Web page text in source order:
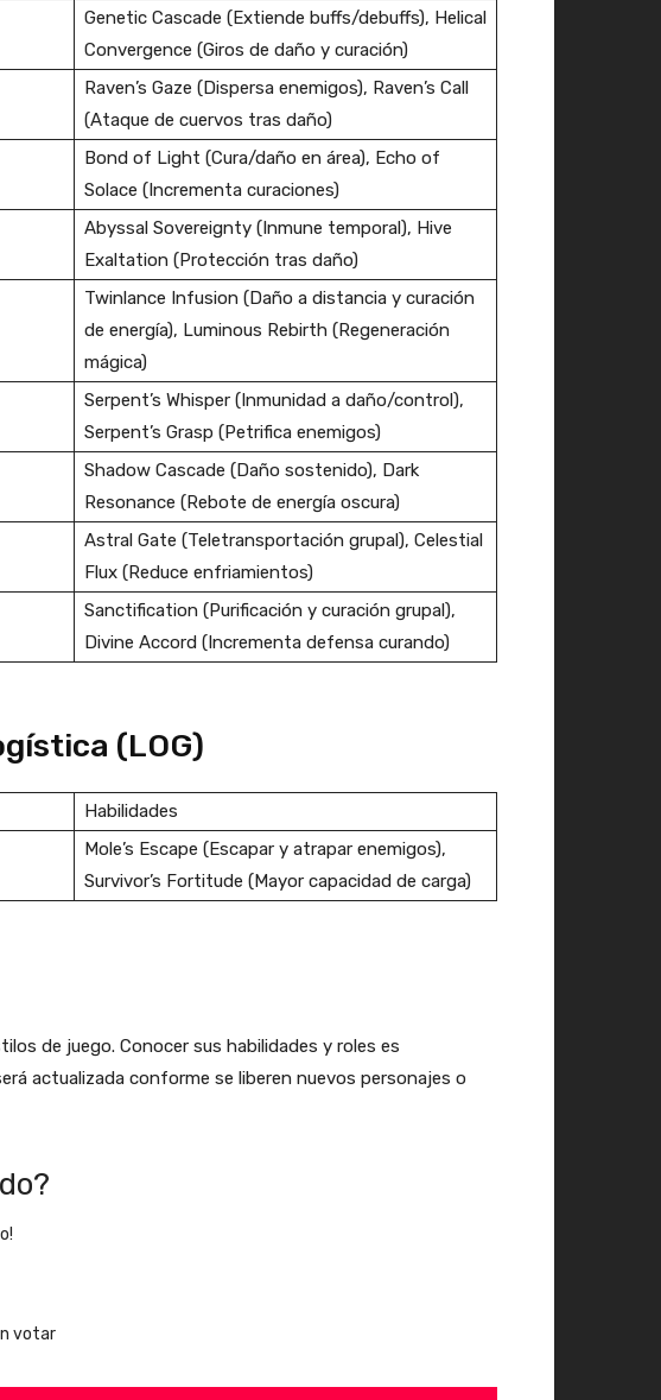
Genetic Cascade (Extiende buffs/debuffs), Helical
Convergence (Giros de daño y curación)
Raven’s Gaze (Dispersa enemigos), Raven’s Call
(Ataque de cuervos tras daño)
Bond of Light (Cura/daño en área), Echo of
Solace (Incrementa curaciones)
Abyssal Sovereignty (Inmune temporal), Hive
Exaltation (Protección tras daño)
Twinlance Infusion (Daño a distancia y curación
de energía), Luminous Rebirth (Regeneración
mágica)
Serpent’s Whisper (Inmunidad a daño/control),
Serpent’s Grasp (Petrifica enemigos)
Shadow Cascade (Daño sostenido), Dark
Resonance (Rebote de energía oscura)
Astral Gate (Teletransportación grupal), Celestial
Flux (Reduce enfriamientos)
Sanctification (Purificación y curación grupal),
Divine Accord (Incrementa defensa curando)
(LOG)
Habilidades
Mole’s Escape (Escapar y atrapar enemigos),
Survivor’s Fortitude (Mayor capacidad de carga)
de juego. Conocer sus habilidades y roles es
actualizada conforme se liberen nuevos personajes o
votar